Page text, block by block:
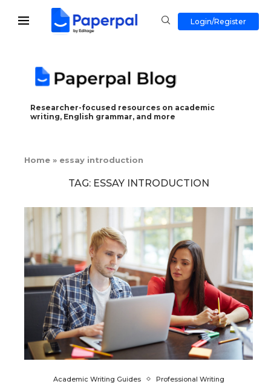
Login/Register
Researcher-focused resources on academic
writing, English grammar, and more
Home » essay introduction
TAG: ESSAY INTRODUCTION
Academic Writing Guides Professional Writing